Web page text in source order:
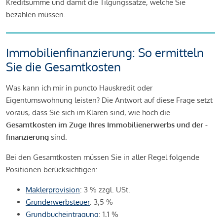
Kreditsumme und damit die Tilgungssätze, welche Sie
bezahlen müssen.
Immobilienfinanzierung: So ermitteln
Sie die Gesamtkosten
Was kann ich mir in puncto Hauskredit oder
Eigentumswohnung leisten? Die Antwort auf diese Frage setzt
voraus, dass Sie sich im Klaren sind, wie hoch die
Gesamtkosten im Zuge Ihres Immobilienerwerbs und der -
finanzierung sind.
Bei den Gesamtkosten müssen Sie in aller Regel folgende
Positionen berücksichtigen:
Maklerprovision: 3 % zzgl. USt.
Grunderwerbsteuer: 3,5 %
Grundbucheintragung: 1,1 %